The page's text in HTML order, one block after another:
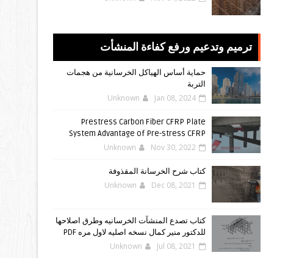
ترميم وتدعيم ورفع كفاءة المنشأت
حماية أساس الهياكل الخرسانية من هجمات
التربة
Unknown Jan 08, 2024
Prestress Carbon Fiber CFRP Plate
System Advantage of Pre-stress CFRP
Unknown Nov 30, 2022
كتاب شرح الخرسانة المقذوفة
Unknown Dec 08, 2021
كتاب تصدع المنشآت الخرسانيه وطرق اصلاحها
للدكتور منير كمال نسخه اصليه لاول مره PDF
Unknown Jul 08, 2021